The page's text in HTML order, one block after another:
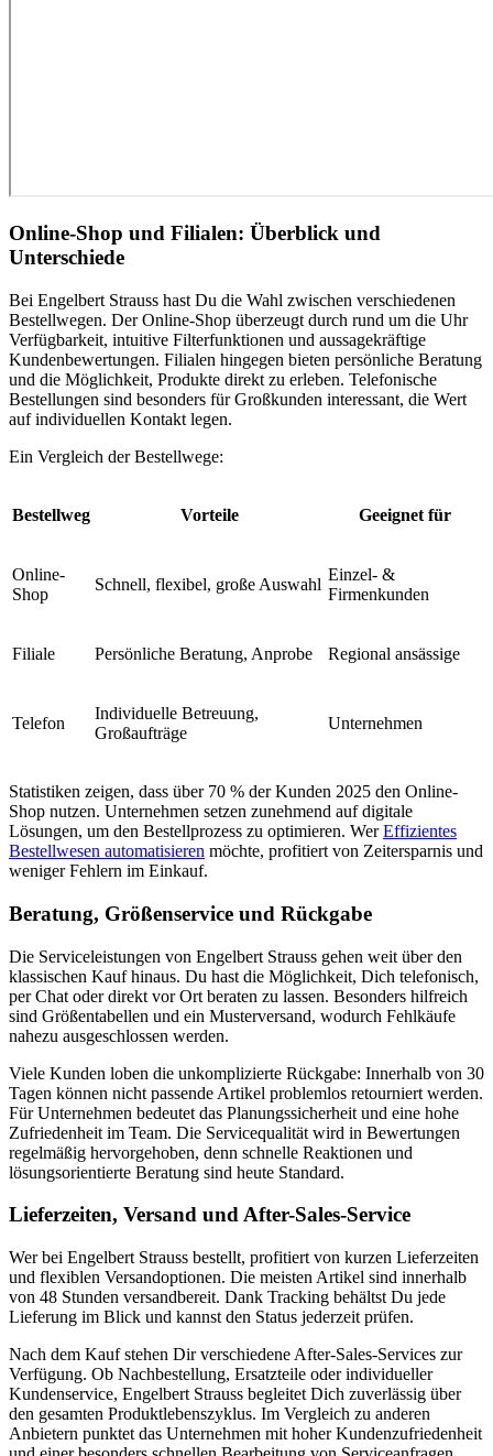
Online-Shop und Filialen: Überblick und
Unterschiede
Bei Engelbert Strauss hast Du die Wahl zwischen verschiedenen
Bestellwegen. Der Online-Shop überzeugt durch rund um die Uhr
Verfügbarkeit, intuitive Filterfunktionen und aussagekräftige
Kundenbewertungen. Filialen hingegen bieten persönliche Beratung
und die Möglichkeit, Produkte direkt zu erleben. Telefonische
Bestellungen sind besonders für Großkunden interessant, die Wert
auf individuellen Kontakt legen.
Ein Vergleich der Bestellwege:
Bestellweg Vorteile Geeignet für
Online-
Shop
Schnell, flexibel, große Auswahl
Einzel- &
Firmenkunden
Filiale Persönliche Beratung, Anprobe Regional ansässige
Telefon
Individuelle Betreuung,
Großaufträge
Unternehmen
Statistiken zeigen, dass über 70 % der Kunden 2025 den Online-
Shop nutzen. Unternehmen setzen zunehmend auf digitale
Lösungen, um den Bestellprozess zu optimieren. WerEffizientes
Bestellwesen automatisieren möchte, profitiert von Zeitersparnis und
weniger Fehlern im Einkauf.
Beratung, Größenservice und Rückgabe
Die Serviceleistungen von Engelbert Strauss gehen weit über den
klassischen Kauf hinaus. Du hast die Möglichkeit, Dich telefonisch,
per Chat oder direkt vor Ort beraten zu lassen. Besonders hilfreich
sind Größentabellen und ein Musterversand, wodurch Fehlkäufe
nahezu ausgeschlossen werden.
Viele Kunden loben die unkomplizierte Rückgabe: Innerhalb von 30
Tagen können nicht passende Artikel problemlos retourniert werden.
Für Unternehmen bedeutet das Planungssicherheit und eine hohe
Zufriedenheit im Team. Die Servicequalität wird in Bewertungen
regelmäßig hervorgehoben, denn schnelle Reaktionen und
lösungsorientierte Beratung sind heute Standard.
Lieferzeiten, Versand und After-Sales-Service
Wer bei Engelbert Strauss bestellt, profitiert von kurzen Lieferzeiten
und flexiblen Versandoptionen. Die meisten Artikel sind innerhalb
von 48 Stunden versandbereit. Dank Tracking behältst Du jede
Lieferung im Blick und kannst den Status jederzeit prüfen.
Nach dem Kauf stehen Dir verschiedene After-Sales-Services zur
Verfügung. Ob Nachbestellung, Ersatzteile oder individueller
Kundenservice, Engelbert Strauss begleitet Dich zuverlässig über
den gesamten Produktlebenszyklus. Im Vergleich zu anderen
Anbietern punktet das Unternehmen mit hoher Kundenzufriedenheit